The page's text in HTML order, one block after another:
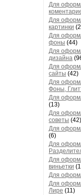
Для
Для
картинки
Для
фоны (44)
Для
дизайна
Для
сайты (42)
Для
Фоны,
Для
(13)
Для
советы (42)
Для
(6)
Для
Для
виньетки
Для
Для
Лире (11)